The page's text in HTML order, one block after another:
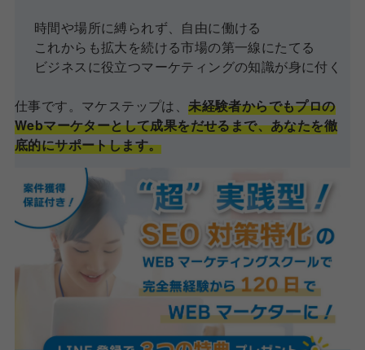
時間や場所に縛られず、自由に働ける
これからも拡大を続ける市場の第一線にたてる
ビジネスに役立つマーケティングの知識が身に付く
仕事です。マケステップは、未経験者からでもプロの
Webマーケターとして成果をだせるまで、あなたを徹
底的にサポートします。